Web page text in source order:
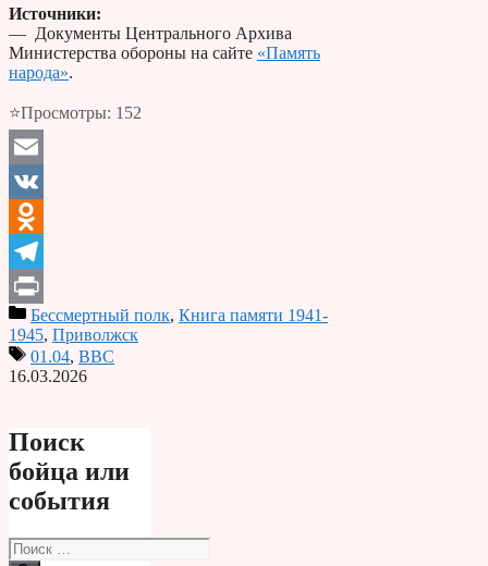
Источники:
— Документы Центрального Архива
Министерства обороны на сайте «Память
народа».
⭐Просмотры: 152
Email
VK
Odnoklassniki
Telegram
PrintБессмертный полк, Книга памяти 1941-
1945, Приволжск
01.04, ВВС
16.03.2026
Поиск
бойца или
события
Поиск: